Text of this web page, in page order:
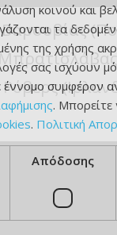
Βαρσοβίας
κοινού και
τα
της χρήσης
σας ισχύουν
συμφέρον
. Μπορείτε
. Πολιτική
Απόδοσης